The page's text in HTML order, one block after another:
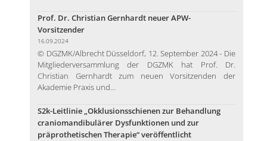
Prof. Dr. Christian Gernhardt neuer APW-
Vorsitzender
16.09.2024
© DGZMK/Albrecht Düsseldorf, 12. September 2024 - Die
Mitgliederversammlung der DGZMK hat Prof. Dr.
Christian Gernhardt zum neuen Vorsitzenden der
Akademie Praxis und...
S2k-Leitlinie „Okklusionsschienen zur Behandlung
craniomandibulärer Dysfunktionen und zur
präprothetischen Therapie“ veröffentlicht